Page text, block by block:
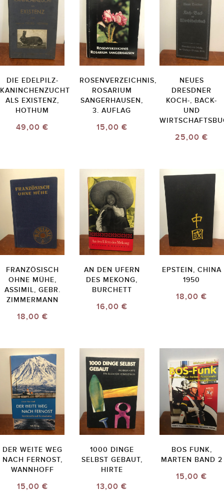
DIE EDELPILZ-
KANINCHENZUCHT
ALS EXISTENZ,
HOTHUM
49,00 €
ROSENVERZEICHNIS,
ROSARIUM
SANGERHAUSEN,
3. AUFLAG
15,00 €
NEUES
DRESDNER
KOCH-, BACK-
UND
25,00 €
FRANZÖSISCH
OHNE MÜHE,
ASSIMIL, GEBR.
ZIMMERMANN
18,00 €
AN DEN UFERN
DES MEKONG,
BURCHETT
16,00 €
EPSTEIN, CHINA
1950
18,00 €
DER WEITE WEG
NACH FERNOST,
WANNHOFF
15,00 €
1000 DINGE
SELBST GEBAUT,
HIRTE
13,00 €
BOS FUNK,
MARTEN BAND 2
15,00 €